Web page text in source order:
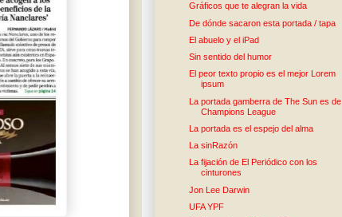
Gráficos que te alegran la vida
De dónde sacaron esta portada / tapa
El abuelo y el iPad
Sin sentido del humor
El peor texto propio es el mejor Lorem
ipsum
La portada gamberra de The Sun es de
Champions League
La portada es el espejo del alma
La sinRazón
La fijación de El Periódico con los
cinturones
Jon Lee Darwin
UFA YPF